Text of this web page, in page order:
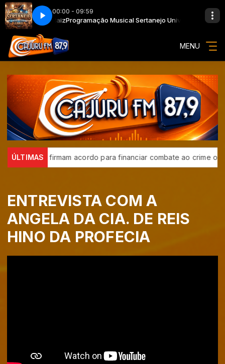
00:00 - 09:59
e RaizProgramação Musical Sertanejo Universitário e Raiz
MENU
ÚLTIMAS
e BID firmam acordo para financiar combate ao crime
ENTREVISTA COM A
ANGELA DA CIA. DE REIS
HINO DA PROFECIA